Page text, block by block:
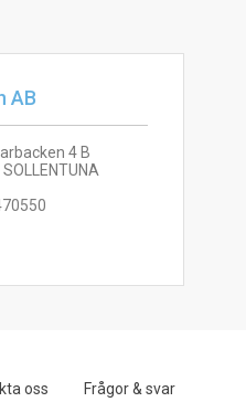
AB
4 B
oss Frågor & svar